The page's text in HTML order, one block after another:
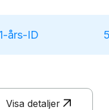
1-års-ID
Visa detaljer